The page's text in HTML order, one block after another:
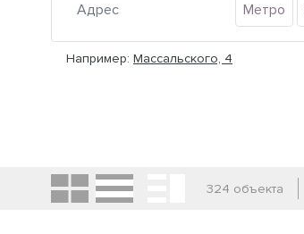
Например: Массальского, 4
Метро
324 объекта